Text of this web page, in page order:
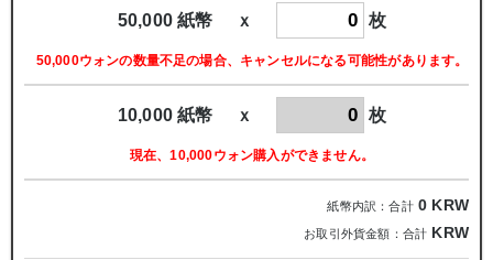
50,000 紙幣 ｘ 枚
50,000ウォンの数量不足の場合、キャンセルになる可能性があります。
10,000 紙幣 ｘ 枚
現在、10,000ウォン購入ができません。
紙幣内訳：合計 0 KRW
お取引外貨金額：合計 KRW